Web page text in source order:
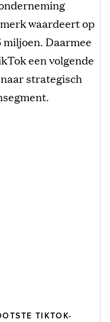
waardeert op
Daarmee
een volgende
strategisch
TIKTOK-